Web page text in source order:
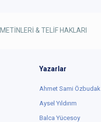
& TELİF HAKLARI
Yazarlar
Ahmet Sami Özbudak
Aysel Yıldırım
Balca Yücesoy